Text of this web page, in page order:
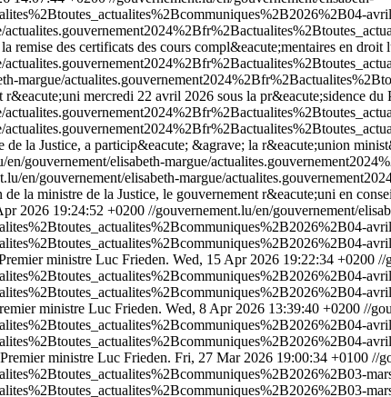
remise des certificats des cours compl&eacute;mentaires en
margue/
r&eacute;uni mercredi 22 avril 2026 sous la pr&eacute;sidence
la Justice, a particip&eacute; &agrave; la r&eacute;union
en/gouvernement/elisabeth-margue/
en/gouvernement/elisabeth-margue/
de la ministre de la Justice, le gouvernement r&eacute;uni en
2026 19:24:52 +0200 //gouvernement.lu/en/gouvernement/
ministre Luc Frieden. Wed, 15 Apr 2026 19:22:34 +0200 //
ministre Luc Frieden. Wed, 8 Apr 2026 13:39:40 +0200 //
ministre Luc Frieden. Fri, 27 Mar 2026 19:00:34 +0100 //